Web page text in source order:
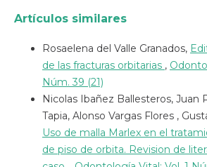
Artículos similares
Rosaelena del Valle Granados,
de las fracturas orbitarias ,
Núm. 39 (21)
Nicolas Ibañez Ballesteros, Juan
Tapia, Alonso Vargas Flores ,
Uso de malla Marlex en el
de piso de orbita. Revision de